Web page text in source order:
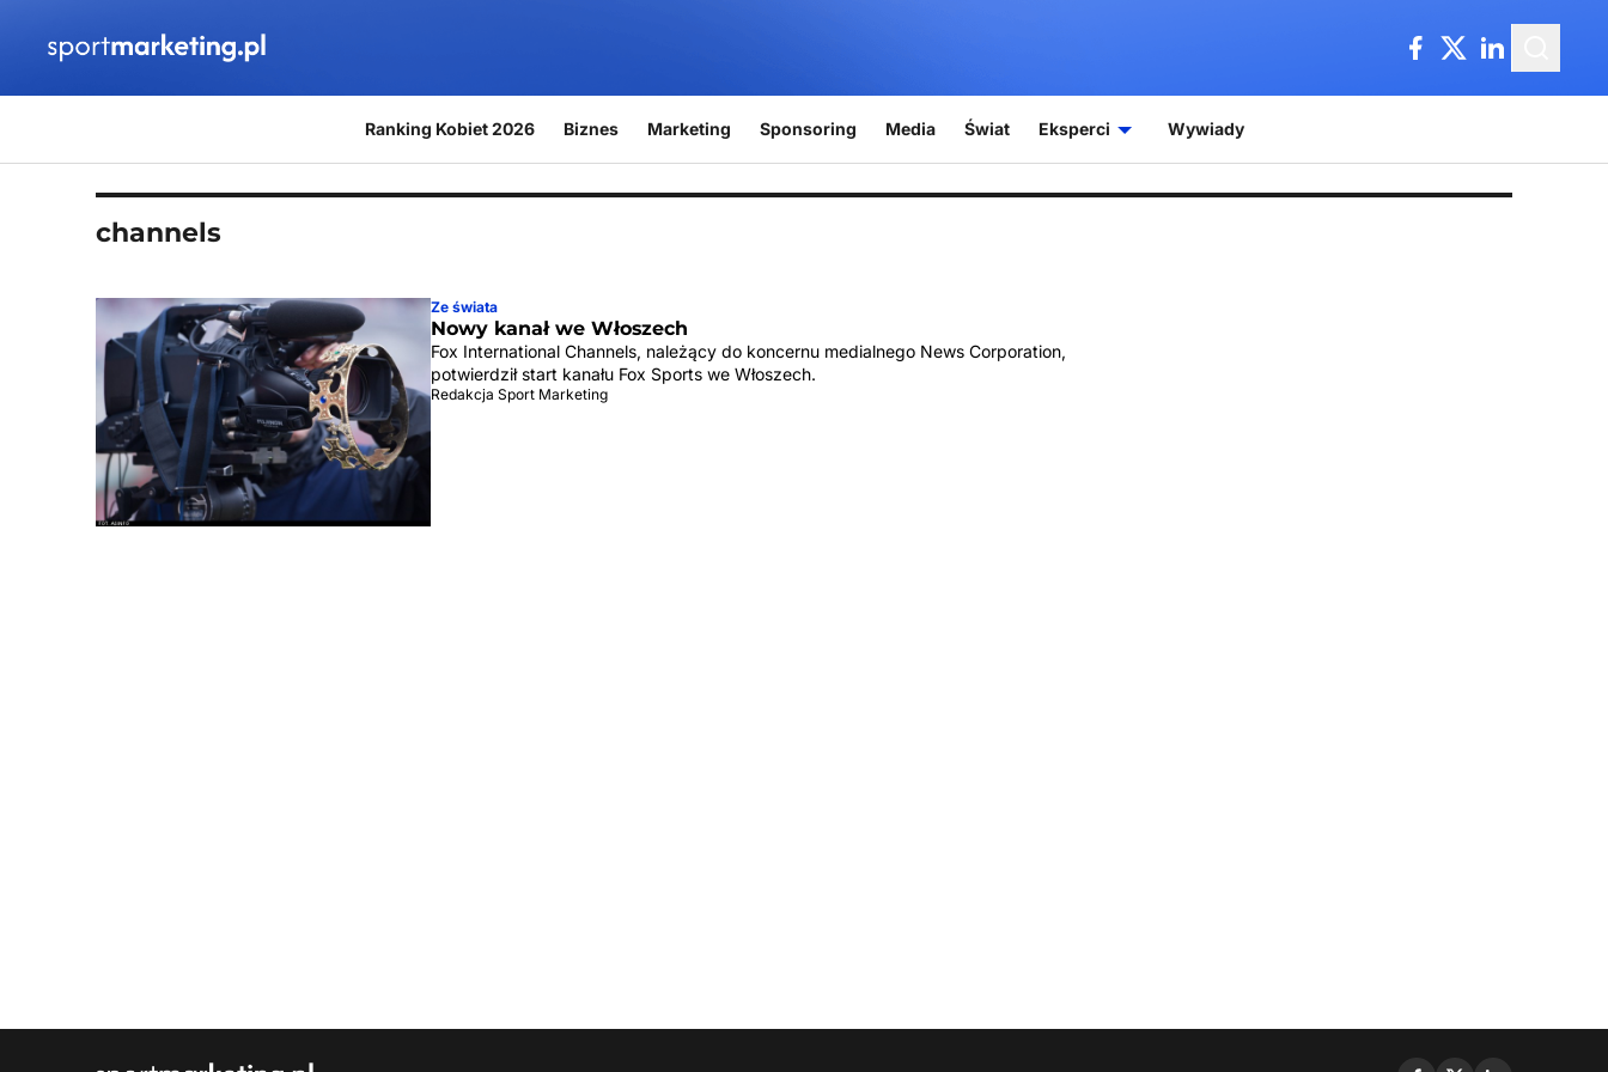
Ranking Kobiet 2026 Biznes Marketing Sponsoring Media Świat Eksperci Wywiady
channels
Ze świata
Nowy kanał we Włoszech
Fox International Channels, należący do koncernu medialnego News Corporation,
potwierdził start kanału Fox Sports we Włoszech.
Redakcja Sport Marketing